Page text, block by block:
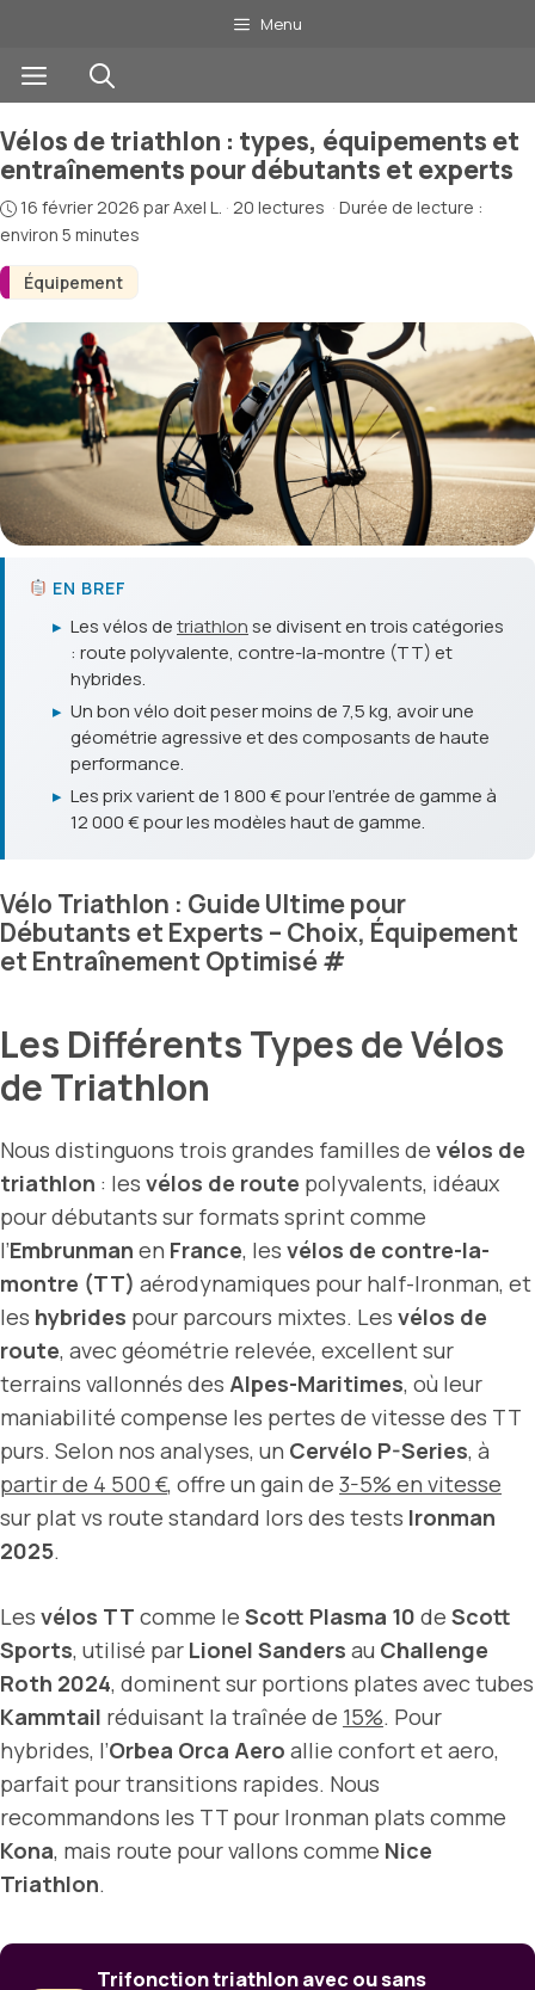
contenu
Menu
Menu
Équipement
Vélos de triathlon : types, équipements et
entraînements pour débutants et experts
16 février 2026 parAxel L. · 20 lectures · Durée de lecture :
environ 5 minutes
EN BREF
▸ Les vélos detriathlonse divisent en trois catégories
: route polyvalente, contre-la-montre (TT) et
hybrides.
▸ Un bon vélo doit peser moins de 7,5 kg, avoir une
géométrie agressive et des composants de haute
performance.
▸ Les prix varient de 1 800 € pour l'entrée de gamme à
12 000 € pour les modèles haut de gamme.
Vélo Triathlon : Guide Ultime pour
Débutants et Experts – Choix, Équipement
et Entraînement Optimisé#
Les Différents Types de Vélos
de Triathlon
Nous distinguons trois grandes familles de vélos de
triathlon : les vélos de route polyvalents, idéaux
pour débutants sur formats sprint comme
l’Embrunman en France, les vélos de contre-la-
montre (TT) aérodynamiques pour half-Ironman, et
les hybrides pour parcours mixtes. Les vélos de
route, avec géométrie relevée, excellent sur
terrains vallonnés des Alpes-Maritimes, où leur
maniabilité compense les pertes de vitesse des TT
purs. Selon nos analyses, un Cervélo P-Series, à
partir de 4 500 €, offre un gain de 3-5% en vitesse
sur plat vs route standard lors des tests Ironman
2025.
Les vélos TT comme le Scott Plasma 10 de Scott
Sports, utilisé par Lionel Sanders au Challenge
Roth 2024, dominent sur portions plates avec tubes
Kammtail réduisant la traînée de 15%. Pour
hybrides, l’Orbea Orca Aero allie confort et aero,
parfait pour transitions rapides. Nous
recommandons les TT pour Ironman plats comme
Kona, mais route pour vallons comme Nice
Triathlon.
Trifonction triathlon avec ou sans